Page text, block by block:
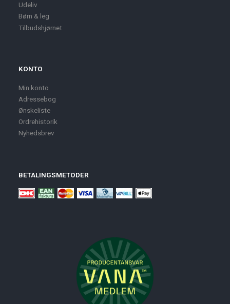
Udeliv
Børn & leg
Tilbudshjørnet
KONTO
Min konto
Adressebog
Ønskeliste
Ordrehistorik
Nyhedsbrev
BETALINGSMETODER